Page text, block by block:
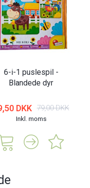
6-i-1 puslespil -
Blandede dyr
DKK 79,00 DKK
Inkl. moms